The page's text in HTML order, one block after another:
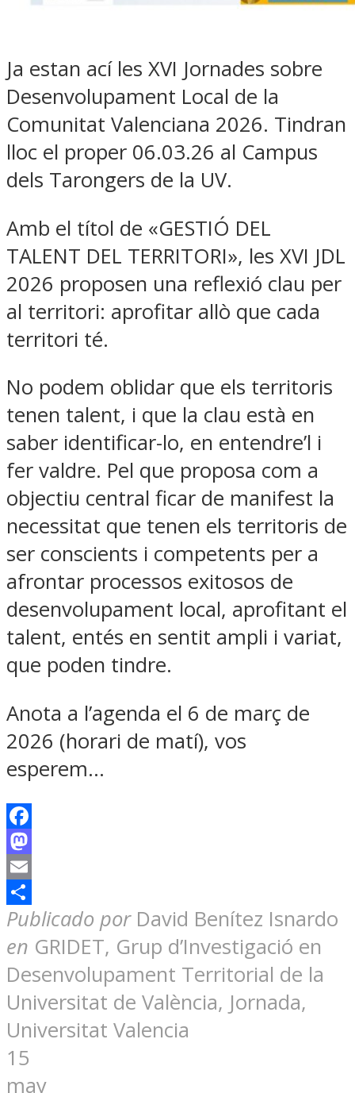
Ja estan ací les XVI Jornades sobre
Desenvolupament Local de la
Comunitat Valenciana 2026. Tindran
lloc el proper 06.03.26 al Campus
dels Tarongers de la UV.
Amb el títol de «GESTIÓ DEL
TALENT DEL TERRITORI», les XVI JDL
2026 proposen una reflexió clau per
al territori: aprofitar allò que cada
territori té.
No podem oblidar que els territoris
tenen talent, i que la clau està en
saber identificar-lo, en entendre’l i
fer valdre. Pel que proposa com a
objectiu central ficar de manifest la
necessitat que tenen els territoris de
ser conscients i competents per a
afrontar processos exitosos de
desenvolupament local, aprofitant el
talent, entés en sentit ampli i variat,
que poden tindre.
Anota a l’agenda el 6 de març de
2026 (horari de matí), vos
esperem…
Facebook
Mastodon
Email
Compartir
Publicado por David Benítez Isnardo
en GRIDET, Grup d’Investigació en
Desenvolupament Territorial de la
Universitat de València, Jornada,
Universitat Valencia
15
may